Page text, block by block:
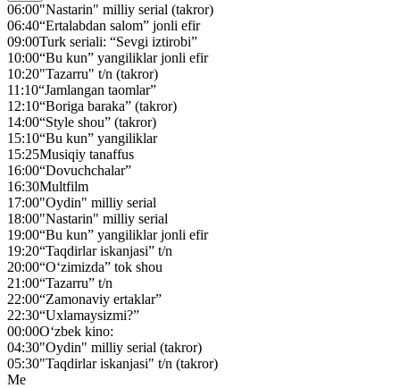
06:00"Nastarin" milliy serial (takror)
06:40“Ertalabdan salom” jonli efir
09:00Turk seriali: “Sevgi iztirobi”
10:00“Bu kun” yangiliklar jonli efir
10:20"Tazarru" t/n (takror)
11:10“Jamlangan taomlar”
12:10“Boriga baraka” (takror)
14:00“Style shou” (takror)
15:10“Bu kun” yangiliklar
15:25Musiqiy tanaffus
16:00“Dovuchchalar”
16:30Multfilm
17:00"Oydin" milliy serial
18:00"Nastarin" milliy serial
19:00“Bu kun” yangiliklar jonli efir
19:20“Taqdirlar iskanjasi” t/n
20:00“O‘zimizda” tok shou
21:00“Tazarru” t/n
22:00“Zamonaviy ertaklar”
22:30“Uxlamaysizmi?”
00:00O‘zbek kino:
04:30"Oydin" milliy serial (takror)
05:30"Taqdirlar iskanjasi" t/n (takror)
Me